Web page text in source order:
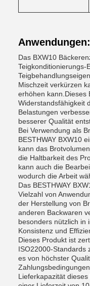
Anwendungen:
Das BXW10
Teigkonditionierungs-
Mischzeit verkürzen
erhöhen kann.Dieses
Widerstandsfähigkeit
Belastungen
besserer Qualität
Bei Verwendung als
BESTHWAY BXW10
kann das
die Haltbarkeit des
kann auch die
wodurch die Arbeit
Das BESTHWAY
Vielzahl von
der Herstellung von
anderen Backwaren
besonders nützlich in
Konsistenz und
Dieses Produkt ist
ISO22000-Standards
es von höchster
Lieferkapazität